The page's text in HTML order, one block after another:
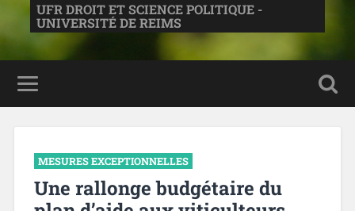
UFR DROIT ET SCIENCE POLITIQUE -
UNIVERSITÉ DE REIMS
MESURES EXCEPTIONNELLES
Une rallonge budgétaire du